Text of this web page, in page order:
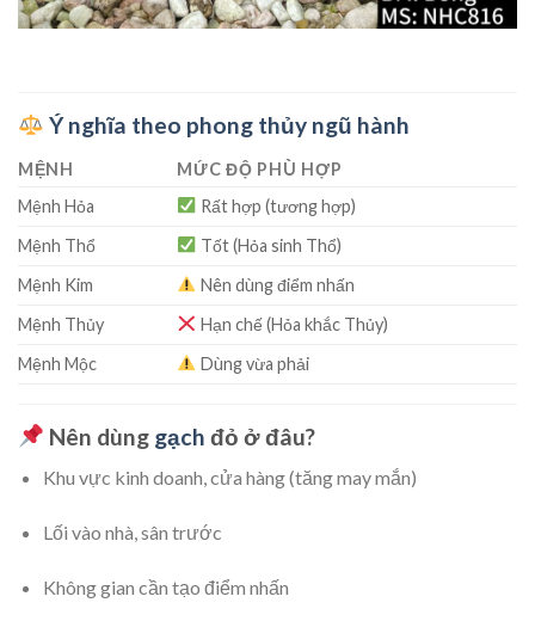
Ý nghĩa theo phong thủy ngũ hành
MỆNH
MỨC ĐỘ PHÙ HỢP
Mệnh Hỏa
Rất hợp (tương hợp)
Mệnh Thổ
Tốt (Hỏa sinh Thổ)
Mệnh Kim
Nên dùng điểm nhấn
Mệnh Thủy
Hạn chế (Hỏa khắc Thủy)
Mệnh Mộc
Dùng vừa phải
Nên dùng gạch đỏ ở đâu?
Khu vực kinh doanh, cửa hàng (tăng may mắn)
Lối vào nhà, sân trước
Không gian cần tạo điểm nhấn